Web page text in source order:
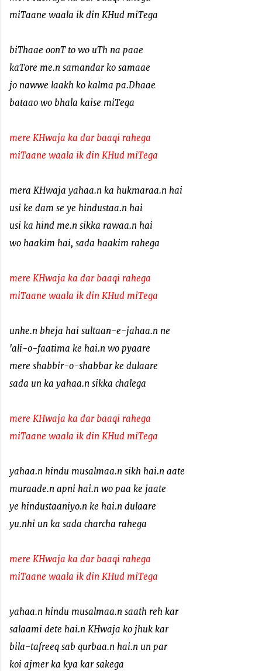
miTaane waala ik din KHud miTega
biThaae oonT to wo uTh na paae
kaTore me.n samandar ko samaae
jo nawwe laakh ko kalma pa.Dhaae
bataao wo bhala kaise miTega
mere KHwaja ka dar baaqi rahega
miTaane waala ik din KHud miTega
mera KHwaja yahaa.n ka hukmaraa.n hai
usi ke dam se ye hindustaa.n hai
usi ka hind me.n sikka rawaa.n hai
wo haakim hai, sada haakim rahega
mere KHwaja ka dar baaqi rahega
miTaane waala ik din KHud miTega
unhe.n bheja hai sultaan-e-jahaa.n ne
'ali-o-faatima ke hai.n wo pyaare
mere shabbir-o-shabbar ke dulaare
sada un ka yahaa.n sikka chalega
mere KHwaja ka dar baaqi rahega
miTaane waala ik din KHud miTega
yahaa.n hindu musalmaa.n sikh hai.n aate
muraade.n apni hai.n wo paa ke jaate
ye hindustaaniyo.n ke hai.n dulaare
yu.nhi un ka sada charcha rahega
mere KHwaja ka dar baaqi rahega
miTaane waala ik din KHud miTega
yahaa.n hindu musalmaa.n saath reh kar
salaami dete hai.n KHwaja ko jhuk kar
bila-tafreeq sab qurbaa.n hai.n un par
koi ajmer ka kya kar sakega